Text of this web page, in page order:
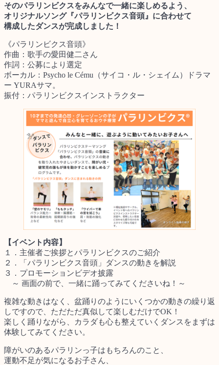
そのパラリンビクスをみんなで一緒に楽しめるよう、
オリジナルソング『パラリンビクス音頭』に合わせて
構成したダンスが完成しました！
《パラリンビクス音頭》
作曲：歌手の愛田健二さん
作詞：公募により選定
ボーカル：Psycho le Cému（サイコ・ル・シェイム）ドラマ
ー YURAサマ。
振付：パラリンビクスインストラクター
【イベント内容】
１．主催者ご挨拶とパラリンビクスのご紹介
２．「パラリンビクス音頭」ダンスの動きを解説
３．プロモーションビデオ披露
～ 画面の前で、一緒に踊ってみてくださいね！～
複雑な動きはなく、盆踊りのようにいくつかの動きの繰り返
しですので、ただただ真似して楽しむだけでOK！
楽しく踊りながら、カラダも心も整えていくダンスをまずは
体験してみてください。
障がいのあるパラリンっ子はもちろんのこと、
運動不足が気になるお子さん、